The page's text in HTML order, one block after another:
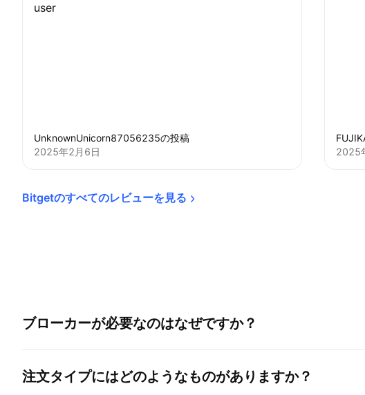
user
UnknownUnicorn87056235の投稿
2025年2月6日
2025
Bitgetのすべてのレビューを見る
ブローカーが必要なのはなぜですか？
注文タイプにはどのようなものがありますか？